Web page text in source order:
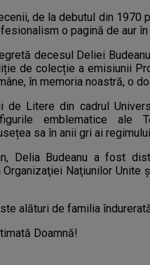
de la debutul din 1970
o pagină de aur în
decesul Deliei
de colecție a emisiunii
în memoria noastră, o
de Litere din cadrul
emblematice ale
sa în anii gri ai
Delia Budeanu a fost
Organizaţiei Naţiunilor
alături de familia
Doamnă!